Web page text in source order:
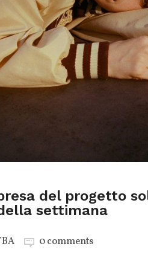
del progetto
settimana
0 comments